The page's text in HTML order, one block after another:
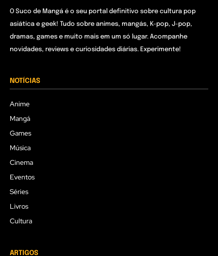
O Suco de Mangá é o seu portal definitivo sobre cultura pop
asiática e geek! Tudo sobre animes, mangás, K-pop, J-pop,
dramas, games e muito mais em um só lugar. Acompanhe
novidades, reviews e curiosidades diárias. Experimente!
NOTÍCIAS
Anime
Mangá
Games
Música
Cinema
Eventos
Séries
Livros
Cultura
ARTIGOS